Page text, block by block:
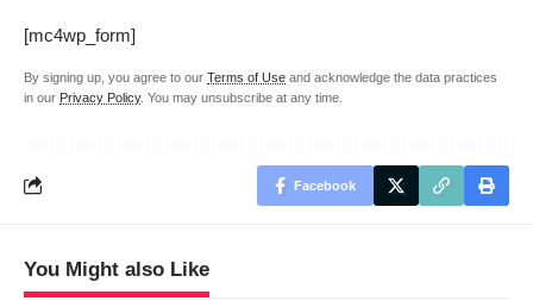
[mc4wp_form]
By signing up, you agree to our Terms of Use and acknowledge the data practices
in our Privacy Policy. You may unsubscribe at any time.
Facebook
You Might also Like